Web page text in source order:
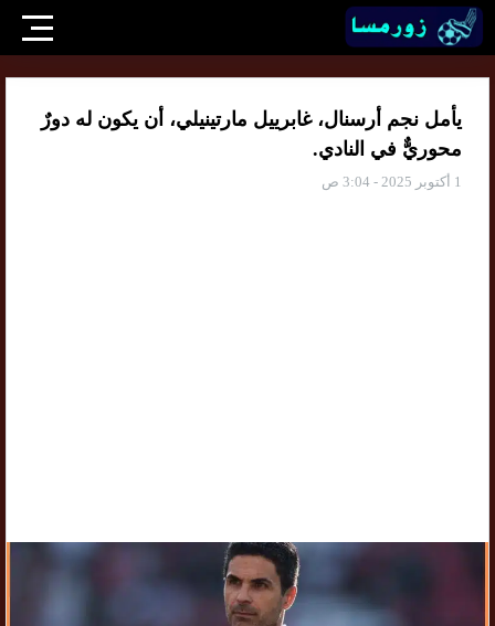
يأمل نجم أرسنال، غابرييل مارتينيلي، أن يكون له دورٌ
محوريٌّ في النادي.
1 أكتوبر 2025 - 3:04 ص